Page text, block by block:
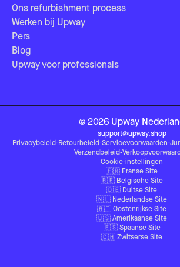
Ons refurbishment process
Werken bij Upway
Pers
Blog
Upway voor professionals
© 2026 Upway
support@upway.shop
Privacybeleid-Retourbeleid-Servicevoorwaarden-
Verzendbeleid-
Cookie-instellingen
🇫🇷 Franse Site
🇧🇪 Belgische Site
🇩🇪 Duitse Site
🇳🇱 Nederlandse Site
🇦🇹 Oostenrijkse Site
🇺🇸 Amerikaanse Site
🇪🇸 Spaanse Site
🇨🇭 Zwitserse Site